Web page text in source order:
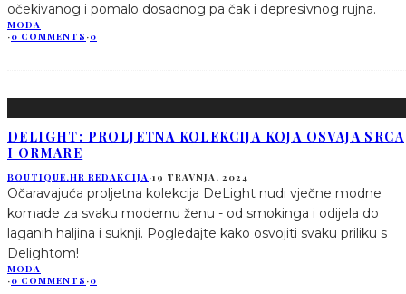
očekivanog i pomalo dosadnog pa čak i depresivnog rujna.
MODA
·0 COMMENTS ·0
DELIGHT: PROLJETNA KOLEKCIJA KOJA OSVAJA SRCA
I ORMARE
BOUTIQUE.HR REDAKCIJA·19 TRAVNJA, 2024
Očaravajuća proljetna kolekcija DeLight nudi vječne modne
komade za svaku modernu ženu - od smokinga i odijela do
laganih haljina i suknji. Pogledajte kako osvojiti svaku priliku s
Delightom!
MODA
·0 COMMENTS ·0